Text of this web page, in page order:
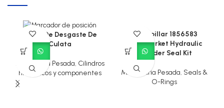
Anillo De Desgaste De
Culata
Maquinaria Pesada, Cilindros
hidráulicos y componentes
Caterpillar 1856583
Aftermarket Hydraulic
Cylinder Seal Kit
Maquinaria Pesada, Seals &
O-Rings